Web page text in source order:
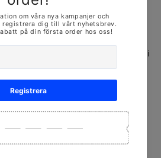
olika storlekar, upp till 200g i
djup. Kontakta oss för
just dig!
17cm, 3x3mm